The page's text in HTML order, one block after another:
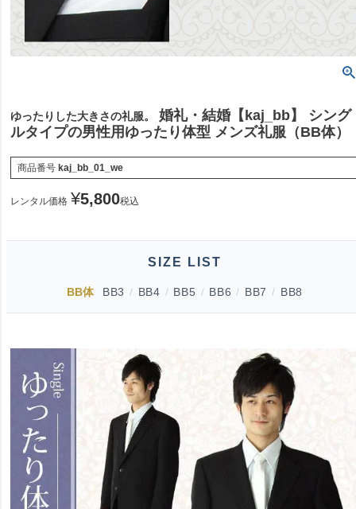
ゆったりした大きさの礼服。
婚礼・結婚【kaj_bb】 シング
ルタイプの男性用ゆったり体型 メンズ礼服（BB体）
商品番号 kaj_bb_01_we
レンタル価格 ¥5,800税込
SIZE LIST
BB体 BB3 / BB4 / BB5 / BB6 / BB7 / BB8